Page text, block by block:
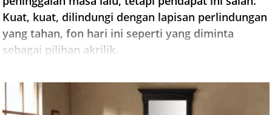
Kuat, kuat, dilindungi dengan lapisan perlindungan
yang tahan, fon hari ini seperti yang diminta
sebagai pilihan akrilik.